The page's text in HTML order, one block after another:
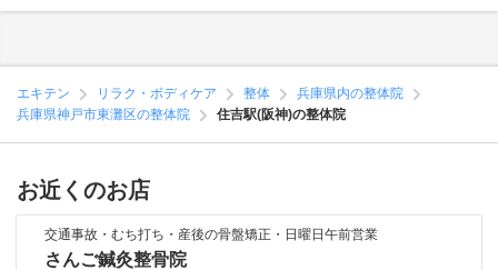
エキテン リラク・ボディケア 整体
兵庫県内の整体院
兵庫県神戸市東灘区の整体院
住吉駅(阪神)の整体院
お近くのお店
交通事故・むち打ち・産後の骨盤矯正・日曜日午前営業
さんご鍼灸整骨院